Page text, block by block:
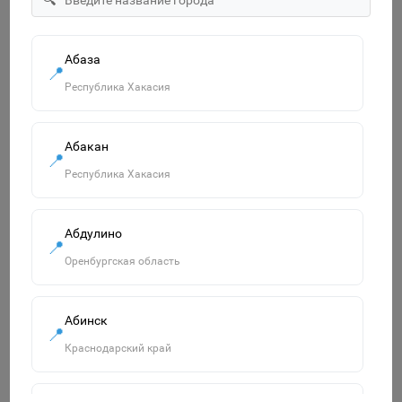
📍
Абаза
Республика Хакасия
📍
Абакан
Республика Хакасия
📍
Абдулино
Оренбургская область
📍
Абинск
Краснодарский край
формочки 4 шт. 65179
750р.
Смотреть все